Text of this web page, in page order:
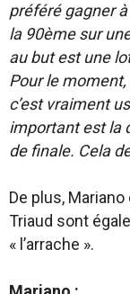
préféré gagner
la 90ème sur
au but est une
Pour le
c’est vraiment
important est la
de finale. Cela
De plus,
Triaud sont
« l’arrache ».